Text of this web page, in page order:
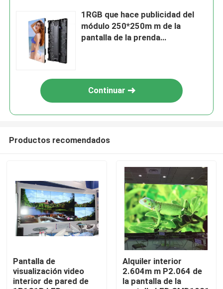
Hogar
Vídeos
1RGB que hace publicidad del
módulo 250*250m m de la
pantalla de la prenda
Continuar
Productos recomendados
Pantalla de
visualización video
interior de pared de
Alquiler interior
2.604m m P2.064 de
la pantalla de la